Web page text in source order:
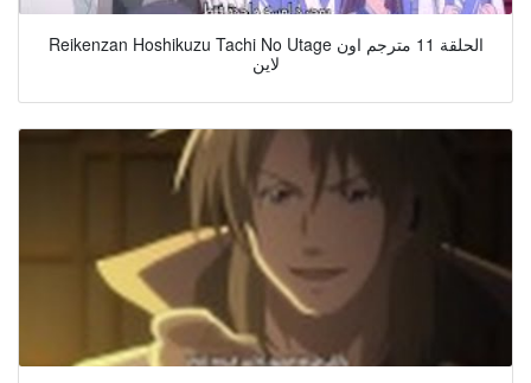
Reikenzan Hoshikuzu Tachi No Utage الحلقة 11 مترجم اون
لاين